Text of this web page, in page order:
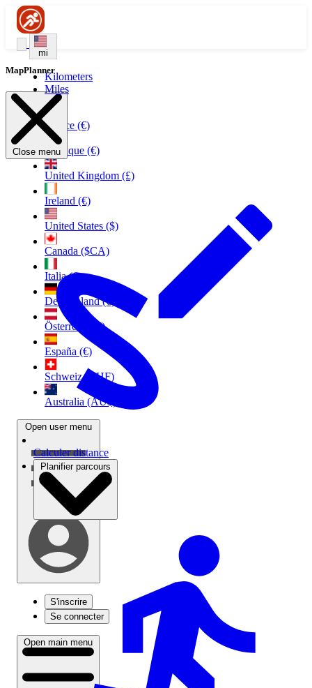
mi
Kilometers
Miles
France (€)
Belgique (€)
United Kingdom (£)
Ireland (€)
United States ($)
Canada ($CA)
Italia (€)
Deutschland (€)
Österreich (€)
España (€)
Schweiz (CHF)
Australia (AU$)
Open user menu
S'inscrire
Se connecter
Open main menu
MapPlanner
Close menu
Calculer distance
Planifier parcours